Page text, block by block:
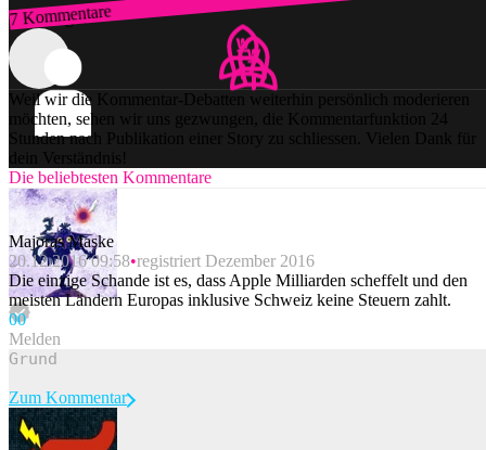
7 Kommentare
Zum Login
Weil wir die Kommentar-Debatten weiterhin persönlich moderieren
möchten, sehen wir uns gezwungen, die Kommentarfunktion 24
Stunden nach Publikation einer Story zu schliessen. Vielen Dank für
dein Verständnis!
Die beliebtesten Kommentare
Majoras Maske
20.12.2016 09:58 registriert Dezember 2016
Die einzige Schande ist es, dass Apple Milliarden scheffelt und den
meisten Ländern Europas inklusive Schweiz keine Steuern zahlt.
00
Melden
Zum Kommentar